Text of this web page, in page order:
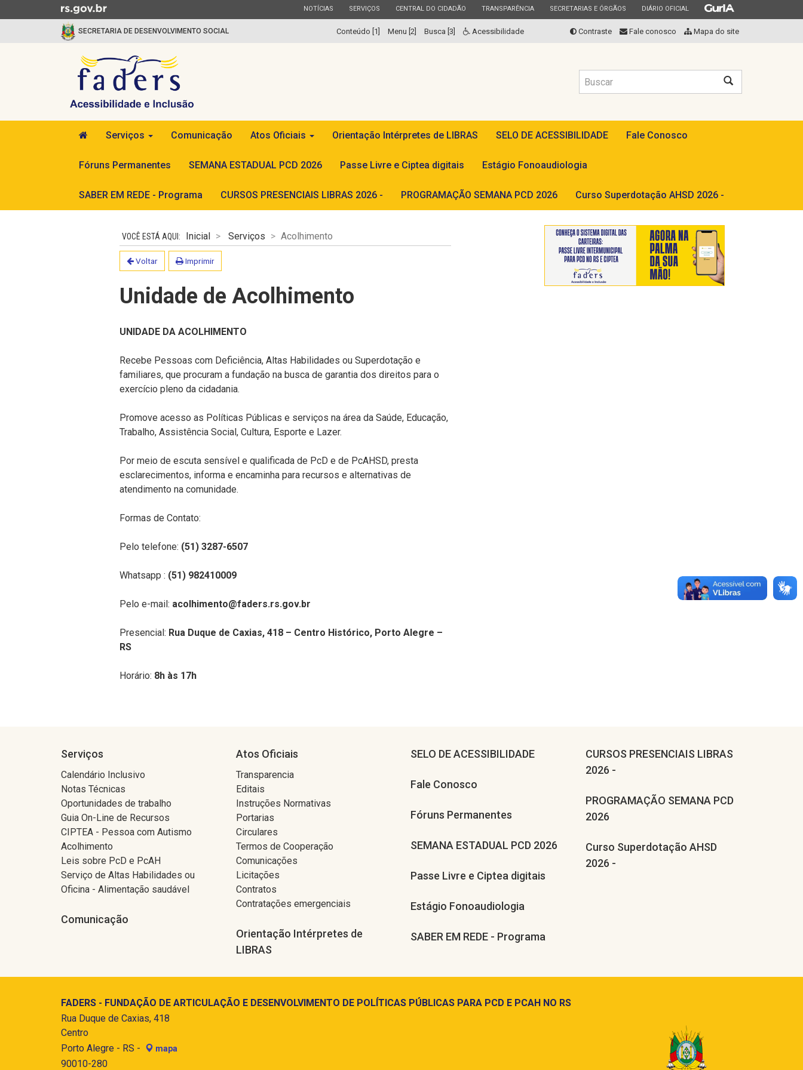
Ir para o conteúdoIr para o menu ESTADO
NOTÍCIAS ESTADO
SERVIÇOS ESTADO
CENTRAL DO CIDADÃO ESTADO
TRANSPARÊNCIA ESTADO
SECRETARIAS E ÓRGÃOS ESTADO
DIÁRIO OFICIAL ESTADO
SECRETARIA DE DESENVOLVIMENTO SOCIAL Conteúdo [1] Menu [2] Busca [3] Acessibilidade Contraste Fale conosco Mapa do site
FADERS
Buscar
Serviços Comunicação Atos Oficiais Orientação Intérpretes de LIBRAS SELO DE ACESSIBILIDADE Fale Conosco
Fóruns Permanentes SEMANA ESTADUAL PCD 2026 Passe Livre e Ciptea digitais Estágio Fonoaudiologia
SABER EM REDE - Programa CURSOS PRESENCIAIS LIBRAS 2026 - PROGRAMAÇÃO SEMANA PCD 2026
Curso Superdotação AHSD 2026 -
Inicial
Serviços Acolhimento
Voltar Imprimir
Unidade de Acolhimento
UNIDADE DA ACOLHIMENTO
Recebe Pessoas com Deficiência, Altas Habilidades ou Superdotação e
familiares, que procuram a fundação na busca de garantia dos direitos para o
exercício pleno da cidadania.
Promove acesso as Políticas Públicas e serviços na área da Saúde, Educação,
Trabalho, Assistência Social, Cultura, Esporte e Lazer.
Por meio de escuta sensível e qualificada de PcD e de PcAHSD, presta
esclarecimentos, informa e encaminha para recursos e alternativas de
atendimento na comunidade.
Formas de Contato:
Pelo telefone: (51) 3287-6507
Whatsapp : (51) 982410009
Pelo e-mail: acolhimento@faders.rs.gov.br
Presencial: Rua Duque de Caxias, 418 – Centro Histórico, Porto Alegre –
RS
Horário: 8h às 17h
Serviços
Calendário Inclusivo
Notas Técnicas
Oportunidades de trabalho
Guia On-Line de Recursos
CIPTEA - Pessoa com Autismo
Acolhimento
Leis sobre PcD e PcAH
Serviço de Altas Habilidades ou
Oficina - Alimentação saudável
Comunicação
Atos Oficiais
Transparencia
Editais
Instruções Normativas
Portarias
Circulares
Termos de Cooperação
Comunicações
Licitações
Contratos
Contratações emergenciais
Orientação Intérpretes de
LIBRAS
SELO DE ACESSIBILIDADE
Fale Conosco
Fóruns Permanentes
SEMANA ESTADUAL PCD 2026
Passe Livre e Ciptea digitais
Estágio Fonoaudiologia
SABER EM REDE - Programa
CURSOS PRESENCIAIS LIBRAS
2026 -
PROGRAMAÇÃO SEMANA PCD
2026
Curso Superdotação AHSD
2026 -
FADERS - FUNDAÇÃO DE ARTICULAÇÃO E DESENVOLVIMENTO DE POLÍTICAS PÚBLICAS PARA PCD E PCAH NO RS
Rua Duque de Caxias, 418
Centro
Porto Alegre - RS -
mapa
90010-280